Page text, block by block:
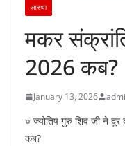
आस्था
मकर
2026 कब?
January 13, 2026
० ज्योतिष गुरु शिव जी ने
कब?